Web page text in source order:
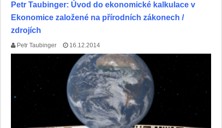
Petr Taubinger: Úvod do ekonomické kalkulace v
Ekonomice založené na přírodních zákonech /
zdrojích
Petr Taubinger 16.12.2014